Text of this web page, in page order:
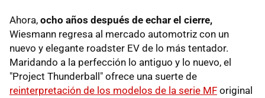
Ahora, ocho años después de echar el cierre,
Wiesmann regresa al mercado automotriz con un
nuevo y elegante roadster EV de lo más tentador.
Maridando a la perfección lo antiguo y lo nuevo, el
"Project Thunderball" ofrece una suerte de
reinterpretación de los modelos de la serie MF original